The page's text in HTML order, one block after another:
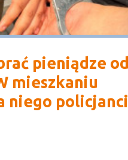
pieniądze od
mieszkaniu
niego policjanci